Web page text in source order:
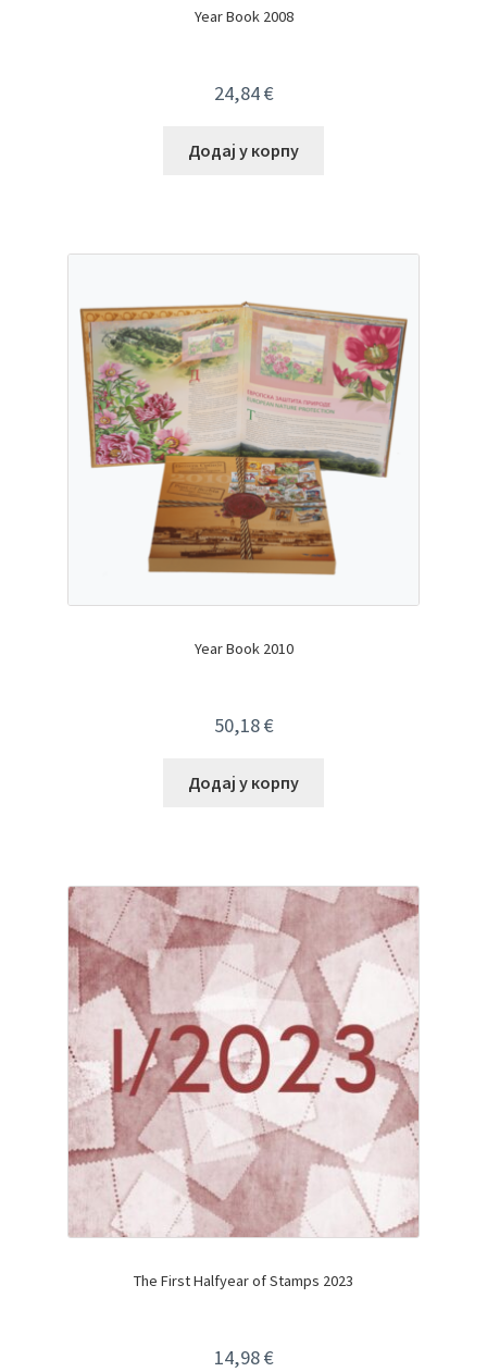
Year Book 2008
24,84€
Додај у корпу
Year Book 2010
50,18€
Додај у корпу
The First Halfyear of Stamps 2023
14,98€